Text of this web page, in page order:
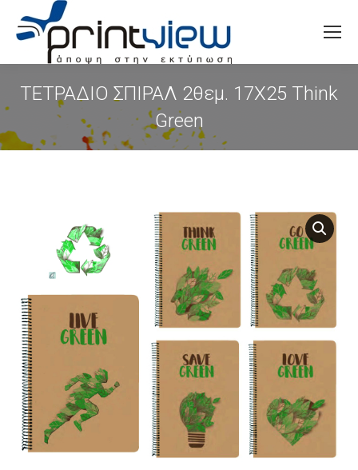
Search:
ΤΕΤΡΑΔΙΟ ΣΠΙΡΑΛ 2θεμ. 17X25 Think
Green
You are here: